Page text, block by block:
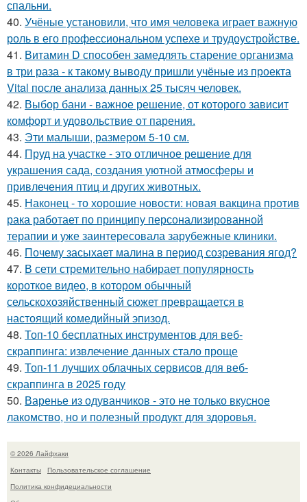
спальни.
40. Учёные установили, что имя человека играет важную
роль в его профессиональном успехе и трудоустройстве.
41. Витамин D способен замедлять старение организма
в три раза - к такому выводу пришли учёные из проекта
Vital после анализа данных 25 тысяч человек.
42. Выбор бани - важное решение, от которого зависит
комфорт и удовольствие от парения.
43. Эти малыши, размером 5-10 см.
44. Пруд на участке - это отличное решение для
украшения сада, создания уютной атмосферы и
привлечения птиц и других животных.
45. Наконец - то хорошие новости: новая вакцина против
рака работает по принципу персонализированной
терапии и уже заинтересовала зарубежные клиники.
46. Почему засыхает малина в период созревания ягод?
47. В сети стремительно набирает популярность
короткое видео, в котором обычный
сельскохозяйственный сюжет превращается в
настоящий комедийный эпизод.
48. Топ-10 бесплатных инструментов для веб-
скраппинга: извлечение данных стало проще
49. Топ-11 лучших облачных сервисов для веб-
скраппинга в 2025 году
50. Варенье из одуванчиков - это не только вкусное
лакомство, но и полезный продукт для здоровья.
© 2026 Лайфхаки
Контакты
Пользовательское соглашение
Политика конфидециальности